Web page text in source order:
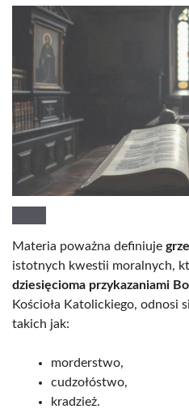
Materia poważna definiuje
istotnych kwestii moralnych,
dziesięcioma przykazaniami
Kościoła Katolickiego, odnosi
takich jak:
morderstwo,
cudzołóstwo,
kradzież.